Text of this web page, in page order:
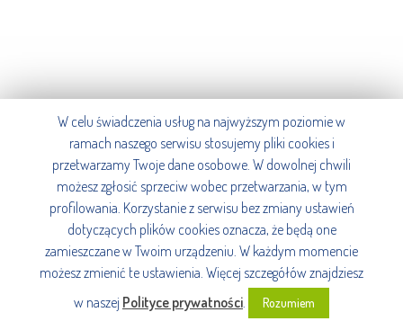
W celu świadczenia usług na najwyższym poziomie w
ramach naszego serwisu stosujemy pliki cookies i
przetwarzamy Twoje dane osobowe. W dowolnej chwili
możesz zgłosić sprzeciw wobec przetwarzania, w tym
profilowania. Korzystanie z serwisu bez zmiany ustawień
dotyczących plików cookies oznacza, że będą one
zamieszczane w Twoim urządzeniu. W każdym momencie
możesz zmienić te ustawienia. Więcej szczegółów znajdziesz
w naszej Polityce prywatności. Rozumiem